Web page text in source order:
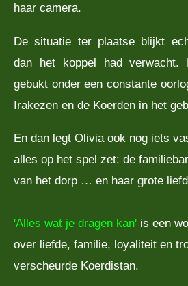
haar camera.
De situatie ter plaatse blijkt
dan het koppel had verwacht.
gebukt onder een constante
Irakezen en de Koerden in het
En dan legt Olivia ook nog iets
alles op het spel zet: de
van het dorp … en haar grote
'Alles wat je dragen kan' is een
over liefde, familie, loyaliteit en
verscheurde Koerdistan.